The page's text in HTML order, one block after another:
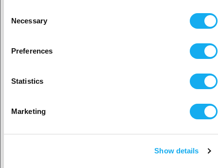
Selection
Necessary
Preferences
Statistics
Marketing
Show details
ARVOSTELUT